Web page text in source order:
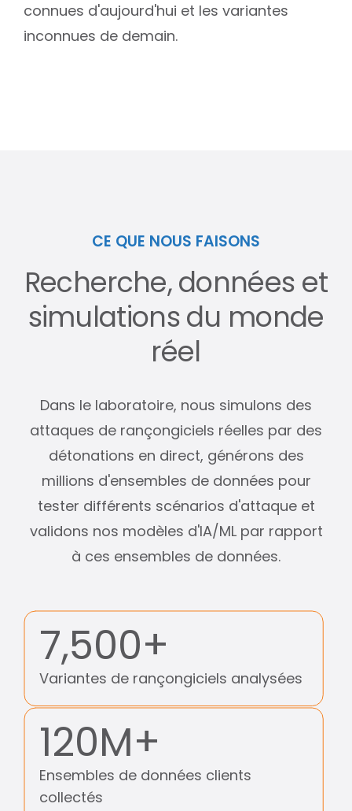
connues d'aujourd'hui et les variantes
inconnues de demain.
CE QUE NOUS FAISONS
Recherche, données et
simulations du monde
réel
Dans le laboratoire, nous simulons des
attaques de rançongiciels réelles par des
détonations en direct, générons des
millions d'ensembles de données pour
tester différents scénarios d'attaque et
validons nos modèles d'IA/ML par rapport
à ces ensembles de données.
7,500+
Variantes de rançongiciels analysées
120M+
Ensembles de données clients
collectés